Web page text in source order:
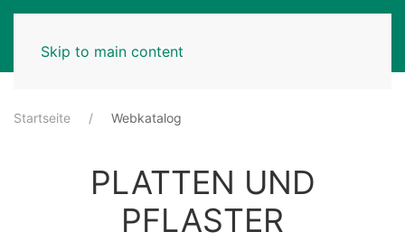
Skip to main content
Startseite Webkatalog
PLATTEN UND
PFLASTER